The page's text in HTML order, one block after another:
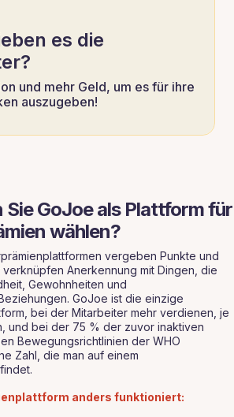
es die
und mehr Geld, um es für ihre
auszugeben!
GoJoe als Plattform für
wählen?
vergeben Punkte und
Anerkennung mit Dingen, die
Gewohnheiten und
GoJoe ist die einzige
bei der Mitarbeiter mehr verdienen, je
und bei der 75 % der zuvor inaktiven
Bewegungsrichtlinien der WHO
Zahl, die man auf einem
anders funktioniert: